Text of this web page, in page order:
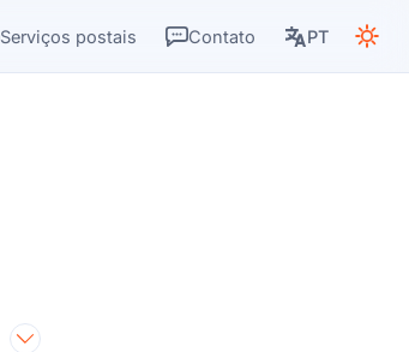
Serviços postais Contato PT